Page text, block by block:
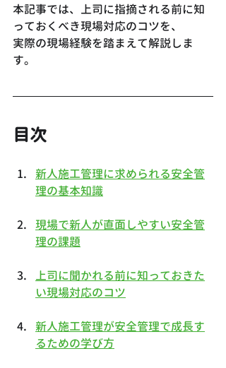
本記事では、上司に指摘される前に知
っておくべき現場対応のコツを、
実際の現場経験を踏まえて解説しま
す。
目次
新人施工管理に求められる安全管
理の基本知識
現場で新人が直面しやすい安全管
理の課題
上司に聞かれる前に知っておきた
い現場対応のコツ
新人施工管理が安全管理で成長す
るための学び方